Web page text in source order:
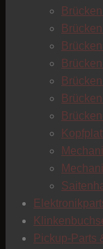
Pickup-Parts